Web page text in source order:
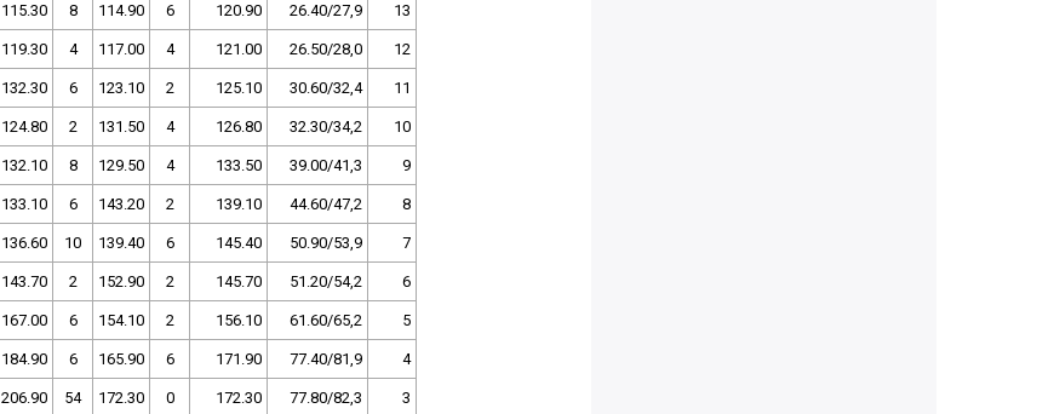
115.30 8 114.90 6 120.90 26.40/27,9 13
119.30 4 117.00 4 121.00 26.50/28,0 12
132.30 6 123.10 2 125.10 30.60/32,4 11
124.80 2 131.50 4 126.80 32.30/34,2 10
132.10 8 129.50 4 133.50 39.00/41,3 9
133.10 6 143.20 2 139.10 44.60/47,2 8
136.60 10 139.40 6 145.40 50.90/53,9 7
143.70 2 152.90 2 145.70 51.20/54,2 6
167.00 6 154.10 2 156.10 61.60/65,2 5
184.90 6 165.90 6 171.90 77.40/81,9 4
206.90 54 172.30 0 172.30 77.80/82,3 3